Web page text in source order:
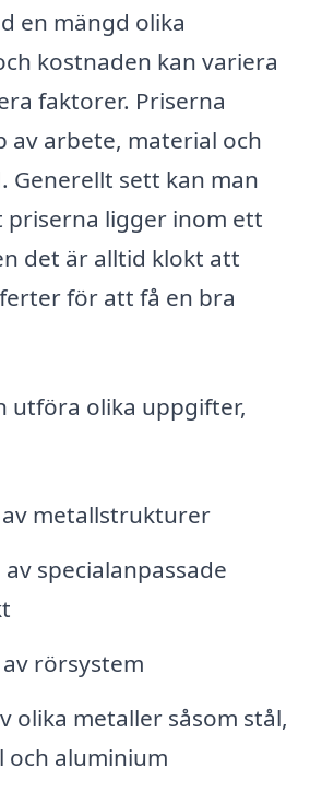
en mängd olika
kostnaden kan variera
faktorer. Priserna
av arbete, material och
Generellt sett kan man
ligger inom ett
det är alltid klokt att
för att få en bra
utföra olika uppgifter,
metallstrukturer
specialanpassade
rörsystem
olika metaller såsom stål,
aluminium